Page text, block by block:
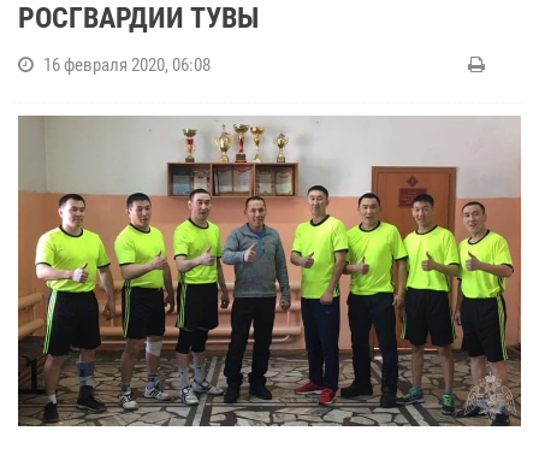
РОСГВАРДИИ ТУВЫ
16 февраля 2020, 06:08